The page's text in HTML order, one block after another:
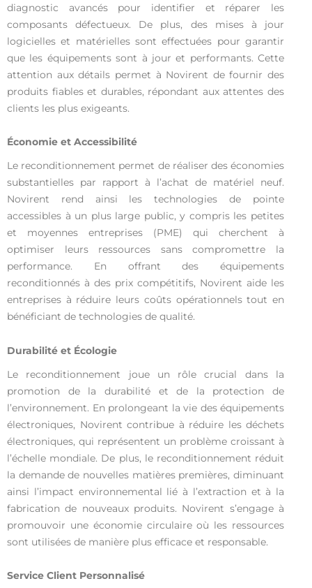
diagnostic avancés pour identifier et réparer les
composants défectueux. De plus, des mises à jour
logicielles et matérielles sont effectuées pour garantir
que les équipements sont à jour et performants. Cette
attention aux détails permet à Novirent de fournir des
produits fiables et durables, répondant aux attentes des
clients les plus exigeants.
Économie et Accessibilité
Le reconditionnement permet de réaliser des économies
substantielles par rapport à l’achat de matériel neuf.
Novirent rend ainsi les technologies de pointe
accessibles à un plus large public, y compris les petites
et moyennes entreprises (PME) qui cherchent à
optimiser leurs ressources sans compromettre la
performance. En offrant des équipements
reconditionnés à des prix compétitifs, Novirent aide les
entreprises à réduire leurs coûts opérationnels tout en
bénéficiant de technologies de qualité.
Durabilité et Écologie
Le reconditionnement joue un rôle crucial dans la
promotion de la durabilité et de la protection de
l’environnement. En prolongeant la vie des équipements
électroniques, Novirent contribue à réduire les déchets
électroniques, qui représentent un problème croissant à
l’échelle mondiale. De plus, le reconditionnement réduit
la demande de nouvelles matières premières, diminuant
ainsi l’impact environnemental lié à l’extraction et à la
fabrication de nouveaux produits. Novirent s’engage à
promouvoir une économie circulaire où les ressources
sont utilisées de manière plus efficace et responsable.
Service Client Personnalisé